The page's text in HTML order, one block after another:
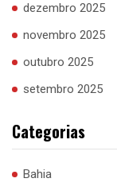
dezembro 2025
novembro 2025
outubro 2025
setembro 2025
Categorias
Bahia